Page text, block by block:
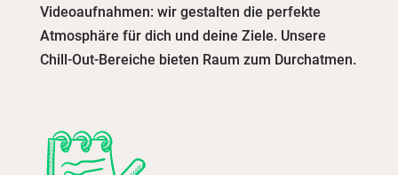
Videoaufnahmen: wir gestalten die perfekte
Atmosphäre für dich und deine Ziele. Unsere
Chill-Out-Bereiche bieten Raum zum Durchatmen.